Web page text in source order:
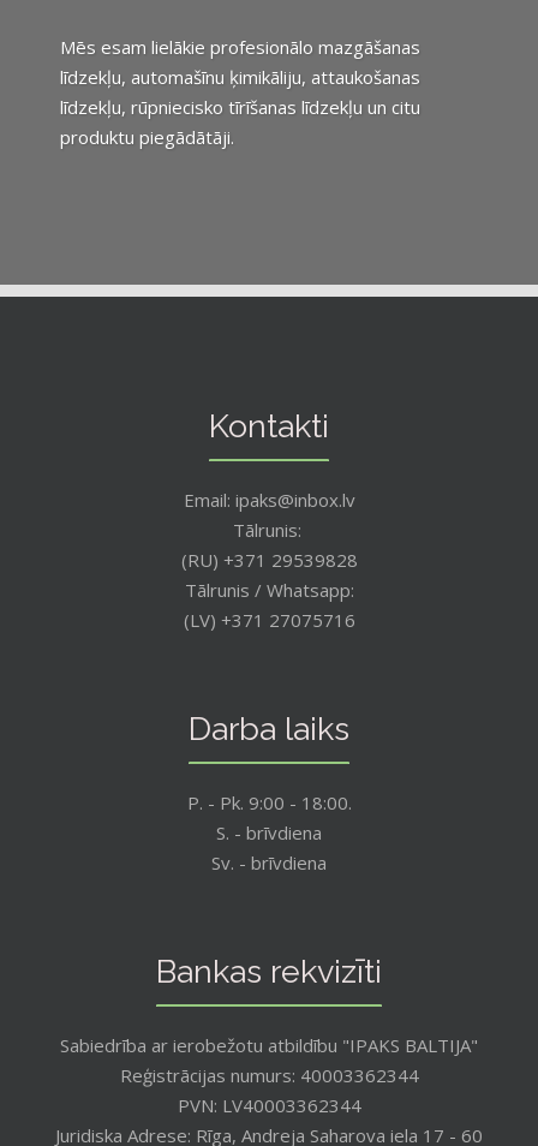
Mēs esam lielākie profesionālo mazgāšanas
līdzekļu, automašīnu ķimikāliju, attaukošanas
līdzekļu, rūpniecisko tīrīšanas līdzekļu un citu
produktu piegādātāji.
Kontakti
Email: ipaks@inbox.lv
Tālrunis:
(RU) +371 29539828
Tālrunis / Whatsapp:
(LV) +371 27075716
Darba laiks
P. - Pk. 9:00 - 18:00.
S. - brīvdiena
Sv. - brīvdiena
Bankas rekvizīti
Sabiedrība ar ierobežotu atbildību "IPAKS BALTIJA"
Reģistrācijas numurs: 40003362344
PVN: LV40003362344
Juridiska Adrese: Rīga, Andreja Saharova iela 17 - 60